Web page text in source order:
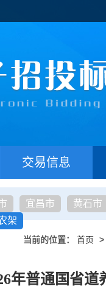
交易信息
宜昌市
黄石市
架
当前的位置： 首页 >
年普通国省